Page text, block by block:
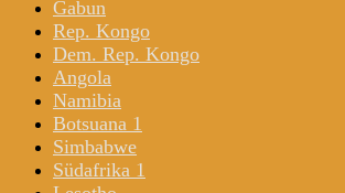
Gabun
Rep. Kongo
Dem. Rep. Kongo
Angola
Namibia
Botsuana 1
Simbabwe
Südafrika 1